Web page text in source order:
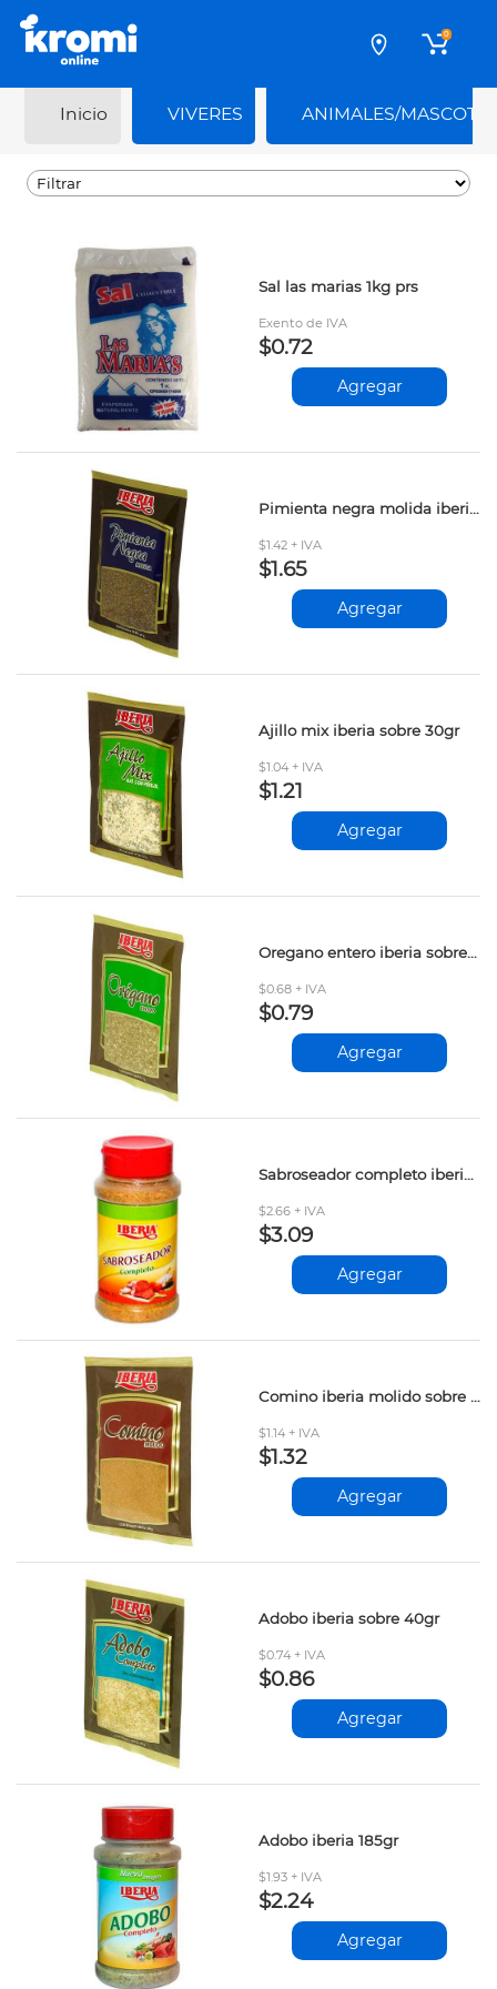
0
Inicio VIVERES ANIMALES/
Sal las marias 1kg prs
Exento de IVA
$0.72
Agregar
Pimienta negra molida iberia sobre 20gr
$1.42 + IVA
$1.65
Agregar
Ajillo mix iberia sobre 30gr
$1.04 + IVA
$1.21
Agregar
Oregano entero iberia sobre 5gr
$0.68 + IVA
$0.79
Agregar
Sabroseador completo iberia 180gr
$2.66 + IVA
$3.09
Agregar
Comino iberia molido sobre 20gr
$1.14 + IVA
$1.32
Agregar
Adobo iberia sobre 40gr
$0.74 + IVA
$0.86
Agregar
Adobo iberia 185gr
$1.93 + IVA
$2.24
Agregar